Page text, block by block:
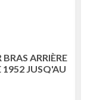
ARRIÈRE
1952 JUSQ'AU
DE 1961 AU